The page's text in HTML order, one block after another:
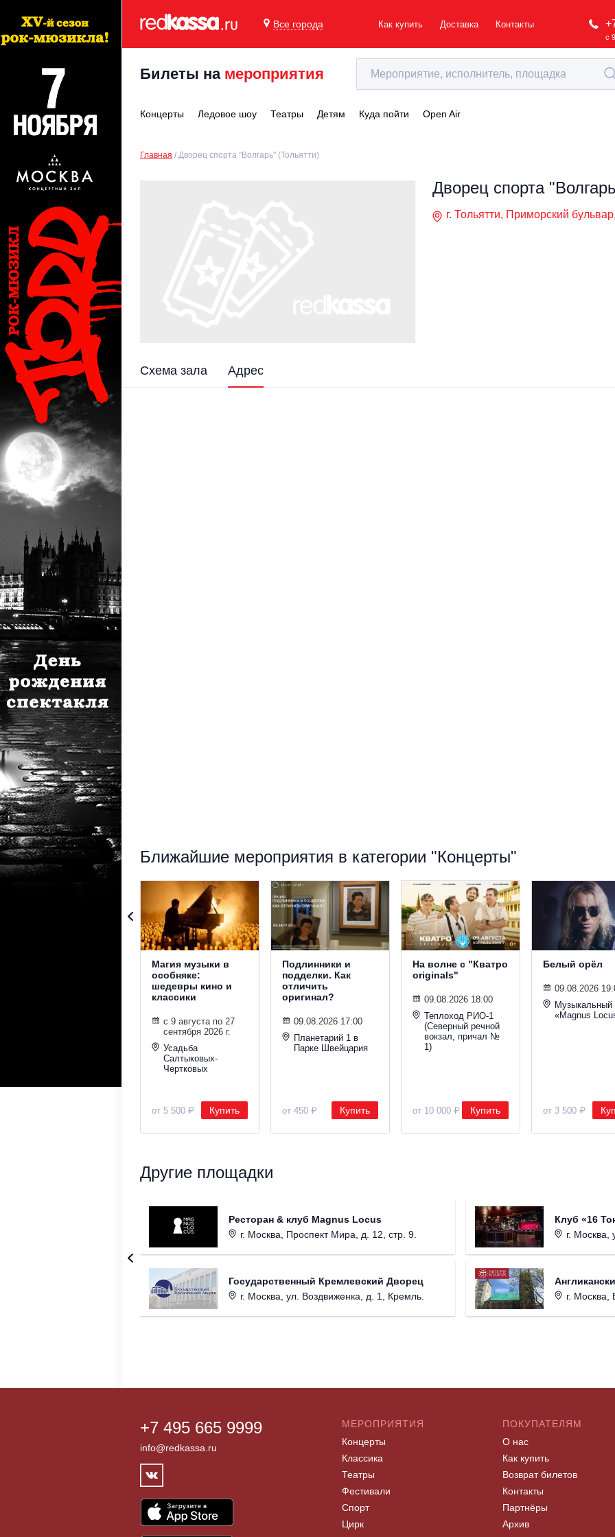
Все города Как купить Доставка Контакты
с
Билеты на мероприятия
Концерты Ледовое шоу Театры Детям Куда пойти Open Air
Главная Дворец спорта "Волгарь" (Тольятти)
Дворец спорта
г. Тольятти, Приморский
Схема зала Адрес
Ближайшие мероприятия в категории "Концерты"
Магия музыки в
особняке:
шедевры кино и
классики
с 9 августа по 27
сентября 2026 г.
Усадьба
Салтыковых-
Чертковых
от 5 500 ₽ Купить
Подлинники и
подделки. Как
отличить
оригинал?
09.08.2026 17:00
Планетарий 1 в
Парке Швейцария
от 450 ₽ Купить
На волне с "Кватро
originals"
09.08.2026 18:00
Теплоход РИО-1
(Северный речной
вокзал, причал №
1)
от 10 000 ₽ Купить
Белый орёл
09.08.2026
Музыкальный
«Magnus
от 3 500 ₽
Другие площадки
Ресторан & клуб Magnus Locus
г. Москва, Проспект Мира, д. 12, стр. 9.
Государственный Кремлевский Дворец
г. Москва, ул. Воздвиженка, д. 1, Кремль.
Клуб «16
г. Москва,
г. Москва,
+7 495 665 9999
info@redkassa.ru
МЕРОПРИЯТИЯ
Концерты
Классика
Театры
Фестивали
Спорт
Цирк
ПОКУПАТЕЛЯМ
О нас
Как купить
Возврат билетов
Контакты
Партнёры
Архив